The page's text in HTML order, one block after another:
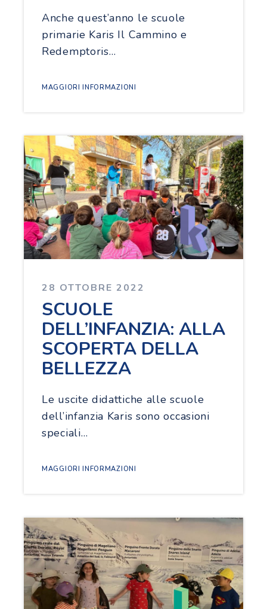
Anche quest’anno le scuole
primarie Karis Il Cammino e
Redemptoris…
MAGGIORI INFORMAZIONI
28 OTTOBRE 2022
SCUOLE
DELL’INFANZIA: ALLA
SCOPERTA DELLA
BELLEZZA
Le uscite didattiche alle scuole
dell’infanzia Karis sono occasioni
speciali…
MAGGIORI INFORMAZIONI